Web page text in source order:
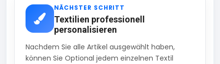
NÄCHSTER SCHRITT
Textilien professionell
personalisieren
Nachdem Sie alle Artikel ausgewählt haben,
können Sie Optional jedem einzelnen Textil